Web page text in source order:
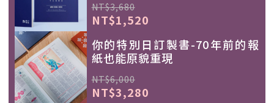
NT$3,680
NT$1,520
你的特別日訂製書-70年前的報
紙也能原貌重現
NT$6,000
NT$3,280